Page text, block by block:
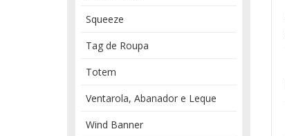
Squeeze
Tag de Roupa
Totem
Ventarola, Abanador e Leque
Wind Banner